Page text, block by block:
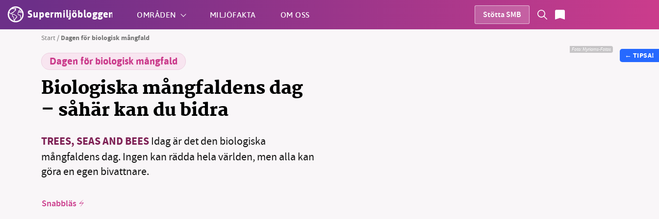
Supermiljöbloggen OMRÅDEN MILJÖFAKTA OM OSS Stötta SMB
Shift + S
Start / Dagen för biologisk mångfald
Dagen för biologisk mångfald
Biologiska mångfaldens dag
– såhär kan du bidra
TREES, SEAS AND BEES Idag är det den biologiska
mångfaldens dag. Ingen kan rädda hela världen, men alla kan
göra en egen bivattnare.
Snabbläs
Foto:Myriams-Fotos
← TIPSA!
SMB kämpar för en hållbar framtid. Sedan starten 2010 har vår
ideella redaktion drivit miljödebatten framåt genom